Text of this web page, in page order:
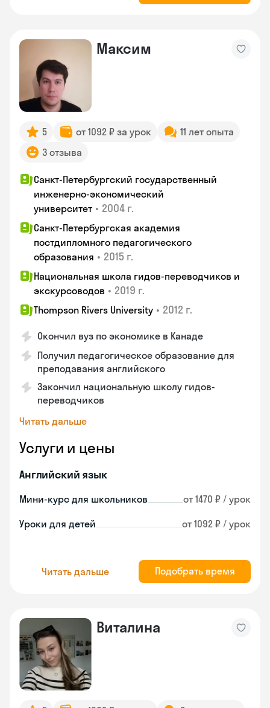
Максим
5 от 1092 ₽ за урок
11 лет опыта
3 отзыва
Санкт-Петербургский государственный
инженерно-экономический
университет • 2004 г.
Санкт-Петербургская академия
постдипломного педагогического
образования • 2015 г.
Национальная школа гидов-переводчиков и
экскурсоводов • 2019 г.
Thompson Rivers University • 2012 г.
Окончил вуз по экономике в Канаде
Получил педагогическое образование для
преподавания английского
Закончил национальную школу гидов-
переводчиков
Читать дальше
Услуги и цены
Английский язык
Мини-курс для школьников от 1470 ₽ / урок
Уроки для детей от 1092 ₽ / урок
Читать дальше Подобрать время
Виталина